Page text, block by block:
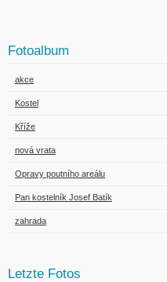
Fotoalbum
akce
Kostel
Kříže
nová vrata
Opravy poutního areálu
Pan kostelník Josef Batík
zahrada
Letzte Fotos